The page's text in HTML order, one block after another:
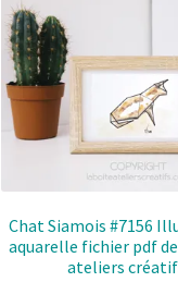
Chat Siamois #7156
aquarelle fichier pdf
ateliers